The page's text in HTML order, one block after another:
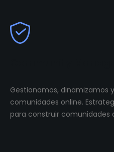
Gestionamos, dinamizamos
comunidades online.
para construir comunidades